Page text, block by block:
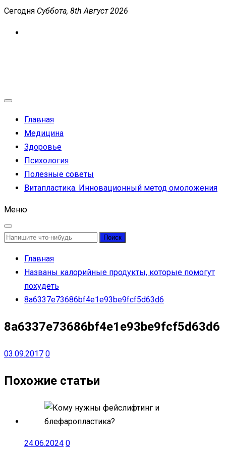
Перейти
Сегодня Суббота, 8th Август 2026
Главная
Медицина
Здоровье
Психология
Полезные советы
Витапластика. Инновационный метод омоложения
Меню
Найти:
Главная
Названы калорийные продукты, которые помогут
похудеть
8a6337e73686bf4e1e93be9fcf5d63d6
8a6337e73686bf4e1e93be9fcf5d63d6
03.09.2017 0
Похожие статьи
24.06.2024 0